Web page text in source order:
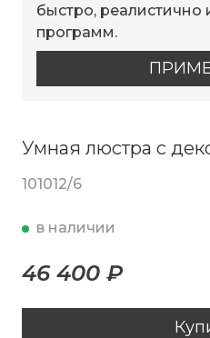
быстро, реалистично
программ.
Умная люстра с
101012/6
в наличии
46 400 ₽